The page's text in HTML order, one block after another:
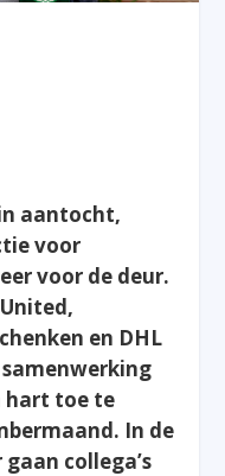
aantocht,
voor
voor de deur.
en DHL
samenwerking
hart toe te
In de
collega’s